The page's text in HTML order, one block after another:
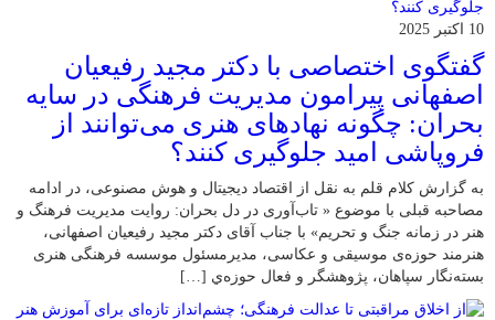
10 اکتبر 2025
گفتگوی اختصاصی با دکتر مجید رفیعیان
اصفهانی پیرامون مدیریت فرهنگی در سایه
بحران: چگونه نهادهای هنری می‌توانند از
فروپاشی امید جلوگیری کنند؟
به گزارش کلام قلم به نقل از اقتصاد دیجیتال و هوش مصنوعی، در ادامه
مصاحبه قبلی با موضوع « تاب‌آوری در دل بحران: روایت مدیریت فرهنگ و
هنر در زمانه جنگ و تحریم» با جناب آقای دکتر مجید رفیعیان اصفهانی،
هنرمند حوزه‌ی موسیقی و عکاسی، مدیرمسئول موسسه فرهنگی هنری
بسته‌نگار سپاهان، پژوهشگر و فعال حوزه‌ي‌ […]